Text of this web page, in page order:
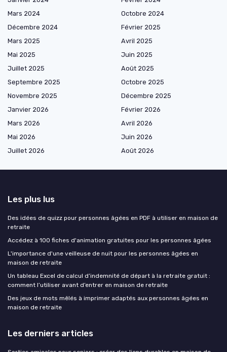
Mars 2024
Octobre 2024
Décembre 2024
Février 2025
Mars 2025
Avril 2025
Mai 2025
Juin 2025
Juillet 2025
Août 2025
Septembre 2025
Octobre 2025
Novembre 2025
Décembre 2025
Janvier 2026
Février 2026
Mars 2026
Avril 2026
Mai 2026
Juin 2026
Juillet 2026
Août 2026
Les plus lus
Des idées de quizz pour personnes âgées en PDF à utiliser en maison de
retraite
Accédez à 100 fiches d'animation gratuites pour les personnes âgées
L'importance d'une veilleuse de nuit pour les personnes âgées en
maison de retraite
Un tableau Excel de calcul d’indemnité de départ à la retraite gratuit :
comment l’utiliser avant d’entrer en maison de retraite
Des jeux de mots mêlés à imprimer adaptés aux personnes âgées en
maison de retraite
Les derniers articles